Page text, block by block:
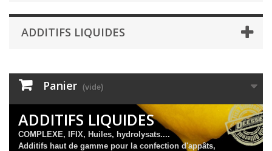
ADDITIFS LIQUIDES
Panier (vide)
ADDITIFS LIQUIDES
COMPLEXE, IFIX, Huiles, hydrolysats....
Additifs haut de gamme pour la confection d'appâts,